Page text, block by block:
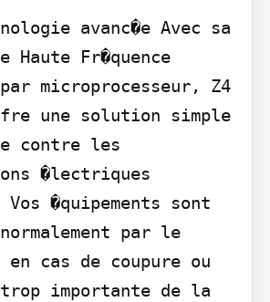
avanc�e Avec sa
Haute Fr�quence
microprocesseur, Z4
une solution simple
contre les
�lectriques
�quipements sont
par le
cas de coupure ou
importante de la